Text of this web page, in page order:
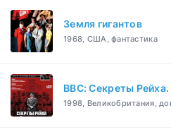
Земля гигантов
1968, США, фантастика
BBC: Секреты
1998, Великобритания,